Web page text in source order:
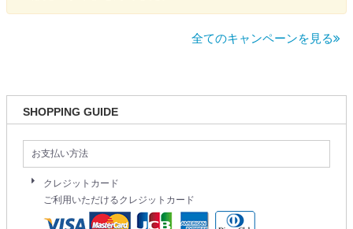
全てのキャンペーンを見る
SHOPPING GUIDE
お支払い方法
クレジットカード
ご利用いただけるクレジットカード